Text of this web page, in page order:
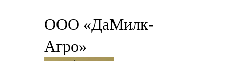
ООО «ДаМилк-
Агро»